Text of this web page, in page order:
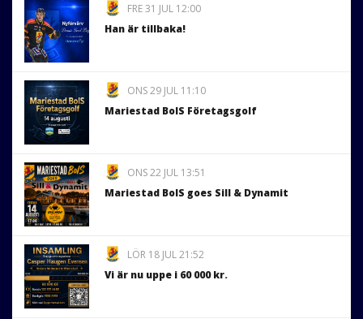
FRE 31 JUL 12:00
Han är tillbaka!
ONS 29 JUL 11:10
Mariestad BoIS Företagsgolf
ONS 22 JUL 13:51
Mariestad BoIS goes Sill & Dynamit
LÖR 18 JUL 21:52
Vi är nu uppe i 60 000 kr.